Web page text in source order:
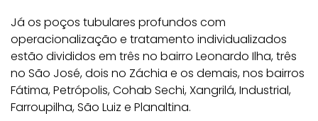
Já os poços tubulares profundos com
operacionalização e tratamento individualizados
estão divididos em três no bairro Leonardo Ilha, três
no São José, dois no Záchia e os demais, nos bairros
Fátima, Petrópolis, Cohab Sechi, Xangrilá, Industrial,
Farroupilha, São Luiz e Planaltina.